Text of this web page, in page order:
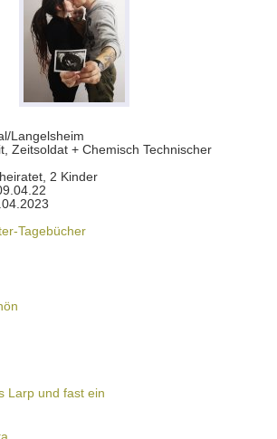
Langelsheim
Zeitsoldat + Chemisch Technischer
2 Kinder
Tagebücher
Larp und fast ein